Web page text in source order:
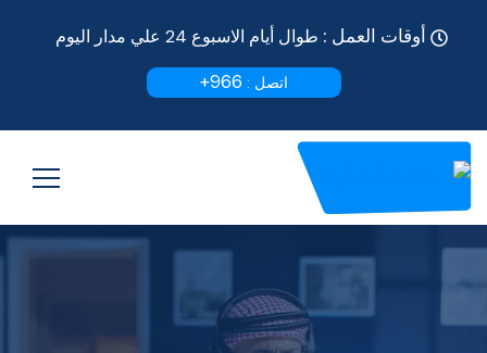
أوقات العمل : طوال أيام الاسبوع 24 علي مدار اليوم
اتصل : 966+